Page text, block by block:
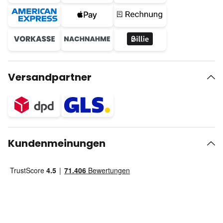
Versandpartner
Kundenmeinungen